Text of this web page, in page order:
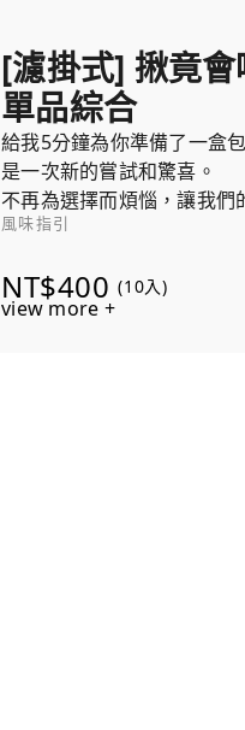
[濾掛式] 揪竟
單品綜合
給我5分鐘為你準備了一盒
是一次新的嘗試和驚喜。
不再為選擇而煩惱，讓我們
發現心愛咖啡的旅程！
風味指引
NT$400 (10入)
view more +